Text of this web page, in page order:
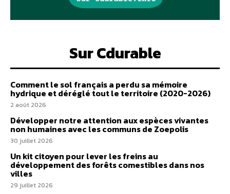
Sur Cdurable
Comment le sol français a perdu sa mémoire
hydrique et déréglé tout le territoire (2020-2026)
2 août 2026
Développer notre attention aux espèces vivantes
non humaines avec les communs de Zoepolis
30 juillet 2026
Un kit citoyen pour lever les freins au
développement des forêts comestibles dans nos
villes
29 juillet 2026